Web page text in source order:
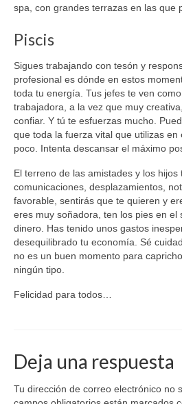
spa, con grandes terrazas en las que
Piscis
Sigues trabajando con tesón y
profesional es dónde en estos
toda tu energía. Tus jefes te ven
trabajadora, a la vez que muy
confiar. Y tú te esfuerzas mucho.
que toda la fuerza vital que utilizas en
poco. Intenta descansar el máximo
El terreno de las amistades y los hijos
comunicaciones, desplazamientos,
favorable, sentirás que te quieren y
eres muy soñadora, ten los pies en el
dinero. Has tenido unos gastos
desequilibrado tu economía. Sé
no es un buen momento para
ningún tipo.
Felicidad para todos…
Deja una respuesta
Tu dirección de correo electrónico no